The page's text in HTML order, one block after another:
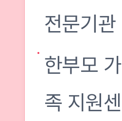
전문기관
한부모 가
족 지원센